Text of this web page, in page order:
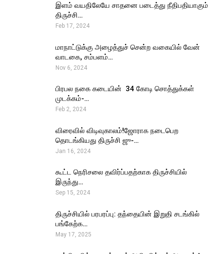
இளம் வயதிலேயே சாதனை படைத்து நீதிபதியாகும்
திருச்சி…
Feb 17, 2024
மாநாட்டுக்கு அழைத்துச் சென்ற வகையில் வேன்
வாடகை, சம்பளம்…
Nov 6, 2024
பிரபல நகை கடையின் ₹ 34 கோடி சொத்துக்கள்
முடக்கம்-…
Feb 2, 2024
விரைவில் விடிவுகாலம்!ஜோராக நடைபெற
தொடங்கியது திருச்சி ஜு-…
Jan 16, 2024
கூட்ட நெரிசலை தவிர்ப்பதற்காக திருச்சியில்
இருந்து…
Sep 15, 2024
திருச்சியில் பரபரப்பு: தந்தையின் இறுதி சடங்கில்
பங்கேற்க…
May 17, 2025